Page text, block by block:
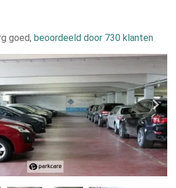
goed, beoordeeld door 730 klanten